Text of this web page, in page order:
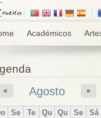
Académicos
Agosto
« »
Se Te Qu Qu Se
Sá